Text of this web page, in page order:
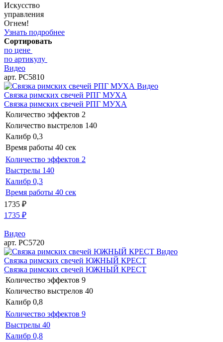
Искусство
управления
Огнем!
Узнать подробнее
Сортировать
по цене
по артикулу
Видео
арт. РС5810
Видео
Связка римских свечей РПГ МУХА
Связка римских свечей РПГ МУХА
Количество эффектов 2
Количество выстрелов 140
Калибр 0,3
Время работы 40 сек
Количество эффектов 2
Выстрелы 140
Калибр 0,3
Время работы 40 сек
1735 ₽
1735 ₽
Видео
арт. РС5720
Видео
Связка римских свечей ЮЖНЫЙ КРЕСТ
Связка римских свечей ЮЖНЫЙ КРЕСТ
Количество эффектов 9
Количество выстрелов 40
Калибр 0,8
Количество эффектов 9
Выстрелы 40
Калибр 0,8